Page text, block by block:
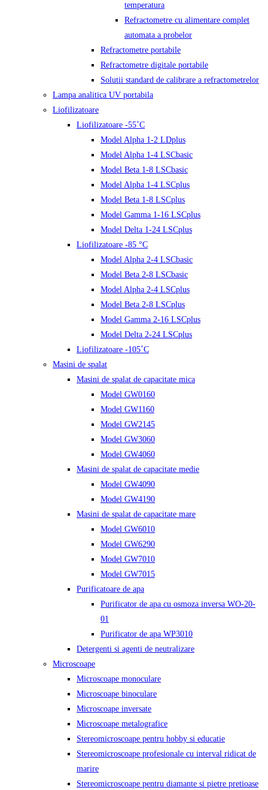
temperatura
Refractometre cu alimentare complet
automata a probelor
Refractometre portabile
Refractometre digitale portabile
Solutii standard de calibrare a refractometrelor
Lampa analitica UV portabila
Liofilizatoare
Liofilizatoare -55˚C
Model Alpha 1-2 LDplus
Model Alpha 1-4 LSCbasic
Model Beta 1-8 LSCbasic
Model Alpha 1-4 LSCplus
Model Beta 1-8 LSCplus
Model Gamma 1-16 LSCplus
Model Delta 1-24 LSCplus
Liofilizatoare -85 °C
Model Alpha 2-4 LSCbasic
Model Beta 2-8 LSCbasic
Model Alpha 2-4 LSCplus
Model Beta 2-8 LSCplus
Model Gamma 2-16 LSCplus
Model Delta 2-24 LSCplus
Liofilizatoare -105˚C
Masini de spalat
Masini de spalat de capacitate mica
Model GW0160
Model GW1160
Model GW2145
Model GW3060
Model GW4060
Masini de spalat de capacitate medie
Model GW4090
Model GW4190
Masini de spalat de capacitate mare
Model GW6010
Model GW6290
Model GW7010
Model GW7015
Purificatoare de apa
Purificator de apa cu osmoza inversa WO-20-
01
Purificator de apa WP3010
Detergenti si agenti de neutralizare
Microscoape
Microscoape monoculare
Microscoape binoculare
Microscoape inversate
Microscoape metalografice
Stereomicroscoape pentru hobby si educatie
Stereomicroscoape profesionale cu interval ridicat de
marire
Stereomicroscoape pentru diamante si pietre pretioase